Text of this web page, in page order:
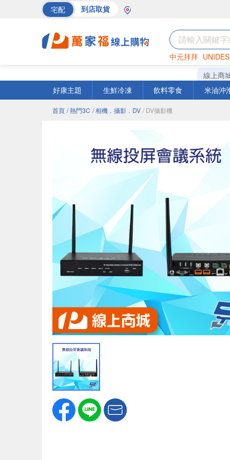
宅配 到店取貨
中元拜拜
罐頭 海苔
線上商
好康主題
生鮮冷凍 飲料零食 米油沖
首頁 / 熱門3C / 相機．攝影．DV / DV攝影機